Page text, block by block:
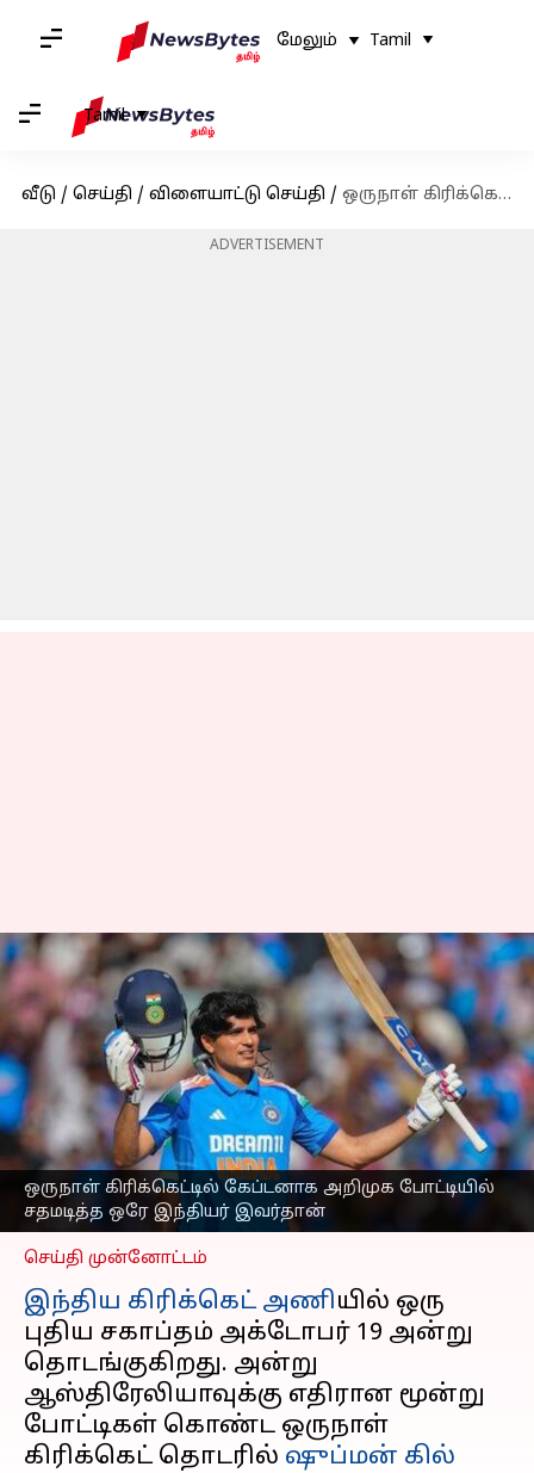
மேலும் Tamil
Tamil
வீடு / செய்தி / விளையாட்டு செய்தி / ஒருநாள் கிரிக்கெட்டில் கேப்டனாக அறிமுக போட்டியில் சதமடித்த ஒரே இந்தியர்; சாதனையை சமன் செய்வாரா ஷுப்மன் கில்?
ADVERTISEMENT
ஒருநாள் கிரிக்கெட்டில் கேப்டனாக அறிமுக போட்டியில்
சதமடித்த ஒரே இந்தியர் இவர்தான்
ஒருநாள் கிரிக்கெட்டில்
கேப்டனாக அறிமுக
போட்டியில் சதமடித்த ஒரே
இந்தியர்; சாதனையை
சமன் செய்வாரா ஷுப்மன்
கில்?
எழுதியவர் Sekar Chinnappan Oct 18, 2025 10:24 am
செய்தி முன்னோட்டம்
இந்திய கிரிக்கெட் அணியில் ஒரு
புதிய சகாப்தம் அக்டோபர் 19 அன்று
தொடங்குகிறது. அன்று
ஆஸ்திரேலியாவுக்கு எதிரான மூன்று
போட்டிகள் கொண்ட ஒருநாள்
கிரிக்கெட் தொடரில் ஷுப்மன் கில்